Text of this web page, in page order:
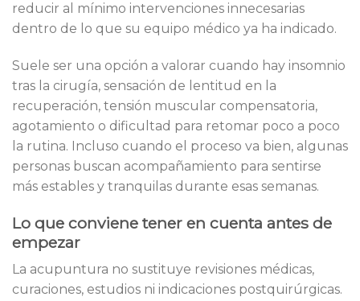
reducir al mínimo intervenciones innecesarias
dentro de lo que su equipo médico ya ha indicado.
Suele ser una opción a valorar cuando hay insomnio
tras la cirugía, sensación de lentitud en la
recuperación, tensión muscular compensatoria,
agotamiento o dificultad para retomar poco a poco
la rutina. Incluso cuando el proceso va bien, algunas
personas buscan acompañamiento para sentirse
más estables y tranquilas durante esas semanas.
Lo que conviene tener en cuenta antes de
empezar
La acupuntura no sustituye revisiones médicas,
curaciones, estudios ni indicaciones postquirúrgicas.